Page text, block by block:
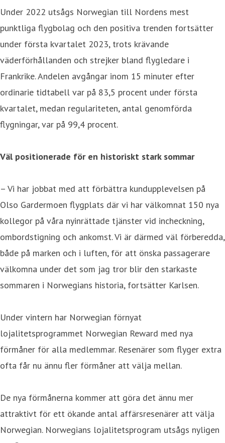
Under 2022 utsågs Norwegian till Nordens mest
punktliga flygbolag och den positiva trenden fortsätter
under första kvartalet 2023, trots krävande
väderförhållanden och strejker bland flygledare i
Frankrike. Andelen avgångar inom 15 minuter efter
ordinarie tidtabell var på 83,5 procent under första
kvartalet, medan regulariteten, antal genomförda
flygningar, var på 99,4 procent.
Väl positionerade för en historiskt stark sommar
– Vi har jobbat med att förbättra kundupplevelsen på
Olso Gardermoen flygplats där vi har välkomnat 150 nya
kollegor på våra nyinrättade tjänster vid incheckning,
ombordstigning och ankomst. Vi är därmed väl förberedda,
både på marken och i luften, för att önska passagerare
välkomna under det som jag tror blir den starkaste
sommaren i Norwegians historia, fortsätter Karlsen.
Under vintern har Norwegian förnyat
lojalitetsprogrammet Norwegian Reward med nya
förmåner för alla medlemmar. Resenärer som flyger extra
ofta får nu ännu fler förmåner att välja mellan.
De nya förmånerna kommer att göra det ännu mer
attraktivt för ett ökande antal affärsresenärer att välja
Norwegian. Norwegians lojalitetsprogram utsågs nyligen